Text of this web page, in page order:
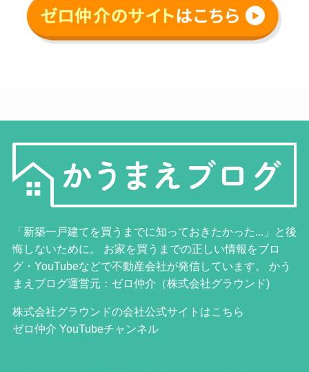
「新築一戸建てを買うまでに知っておきたかった...」と後
悔しないために。 お家を買うまでの正しい情報をブロ
グ・YouTubeなどで不動産会社が発信しています。 かう
まえブログ運営元：ゼロ仲介（株式会社グラウンド)
株式会社グラウンドの会社公式サイトはこちら
ゼロ仲介 YouTubeチャンネル